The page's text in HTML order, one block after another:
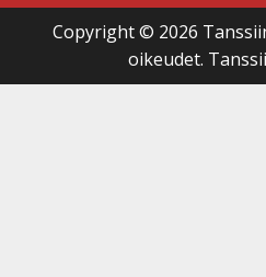
Copyright © 2026
oikeudet.